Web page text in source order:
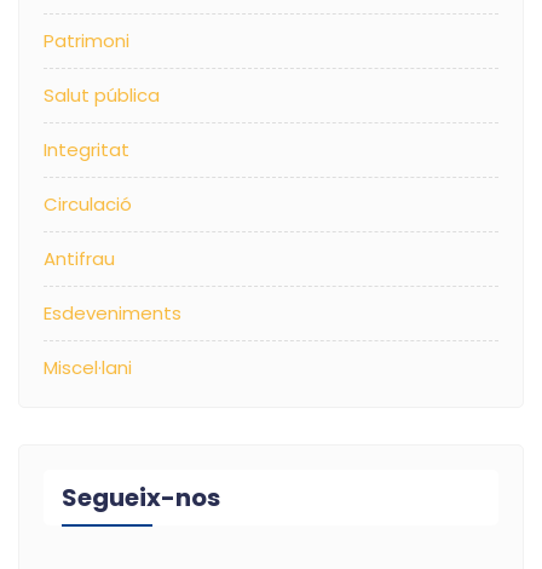
Patrimoni
Salut pública
Integritat
Circulació
Antifrau
Esdeveniments
Miscel·lani
Segueix-nos